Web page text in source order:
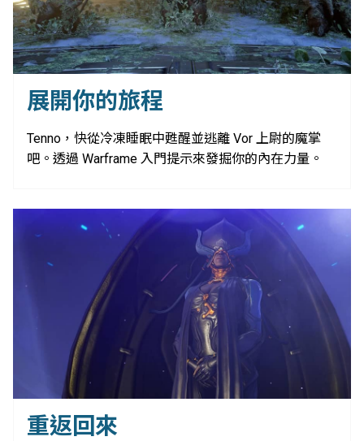
展開你的旅程
Tenno，快從冷凍睡眠中甦醒並逃離 Vor 上尉的魔掌
吧。透過 Warframe 入門提示來發掘你的內在力量。
重返回來